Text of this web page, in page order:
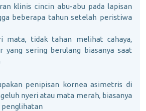
klinis cincin abu-abu pada lapisan
beberapa tahun setelah peristiwa
mata, tidak tahan melihat cahaya,
yang sering berulang biasanya saat
penipisan kornea asimetris di
nyeri atau mata merah, biasanya
penglihatan